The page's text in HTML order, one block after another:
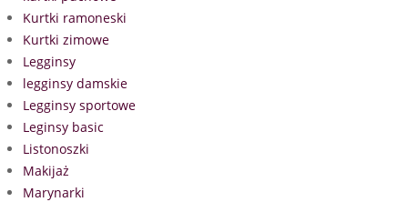
Kurtki ramoneski
Kurtki zimowe
Legginsy
legginsy damskie
Legginsy sportowe
Leginsy basic
Listonoszki
Makijaż
Marynarki